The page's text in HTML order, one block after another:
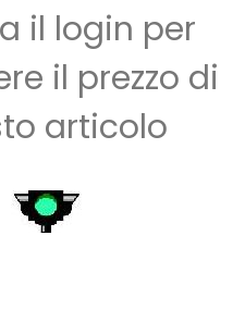
il login per
il prezzo di
articolo